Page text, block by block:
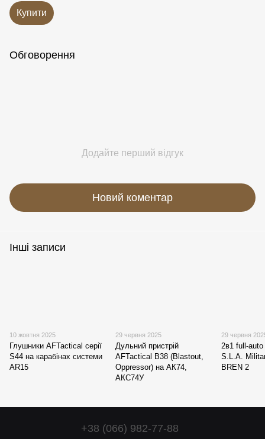
Купити
Обговорення
Додайте перший відгук
Новий коментар
Інші записи
10 жовтня 2025
Глушники AFTactical серії
S44 на карабінах системи
AR15
29 червня 2025
Дульний пристрій
AFTactical B38 (Blastout,
Oppressor) на АК74,
АКС74У
29 червня
2в1 full-
S.L.A.
BREN 2
+38 (066) 982-77-88